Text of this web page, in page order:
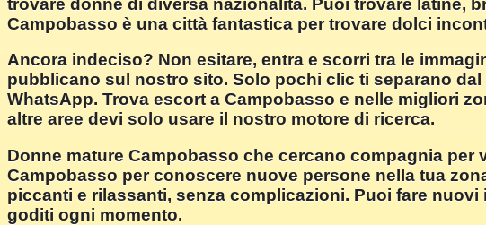
Campobasso è una città fantastica per trovare dolci
Ancora indeciso? Non esitare, entra e scorri tra le
pubblicano sul nostro sito. Solo pochi clic ti separano
WhatsApp. Trova escort a Campobasso e nelle migliori
altre aree devi solo usare il nostro motore di ricerca.
Donne mature Campobasso che cercano compagnia
Campobasso per conoscere nuove persone nella tua
piccanti e rilassanti, senza complicazioni. Puoi fare
goditi ogni momento.